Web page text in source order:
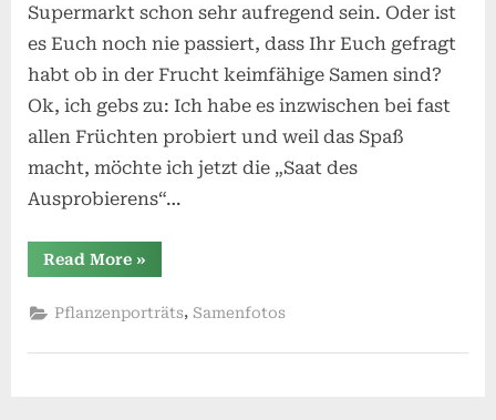
Supermarkt schon sehr aufregend sein. Oder ist
es Euch noch nie passiert, dass Ihr Euch gefragt
habt ob in der Frucht keimfähige Samen sind?
Ok, ich gebs zu: Ich habe es inzwischen bei fast
allen Früchten probiert und weil das Spaß
macht, möchte ich jetzt die „Saat des
Ausprobierens“…
Read More“Von
der
zur
Pflanze”
»
Pflanzenporträts, Samenfotos